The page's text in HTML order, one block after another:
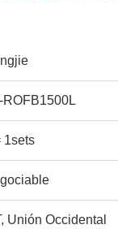
ROFB1500L
1sets
Unión Occidental